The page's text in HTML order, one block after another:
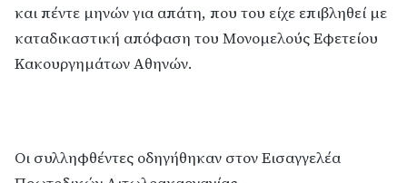
και πέντε μηνών για απάτη, που του είχε επιβληθεί με
καταδικαστική απόφαση του Μονομελούς Εφετείου
Κακουργημάτων Αθηνών.
Οι συλληφθέντες οδηγήθηκαν στον Εισαγγελέα